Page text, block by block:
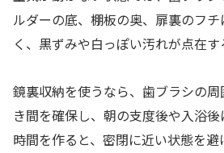
ルダーの底、棚板の奥、扉裏のフ
く、黒ずみや白っぽい汚れが点在す
鏡裏収納を使うなら、歯ブラシの
き間を確保し、朝の支度後や入浴
時間を作ると、密閉に近い状態を避